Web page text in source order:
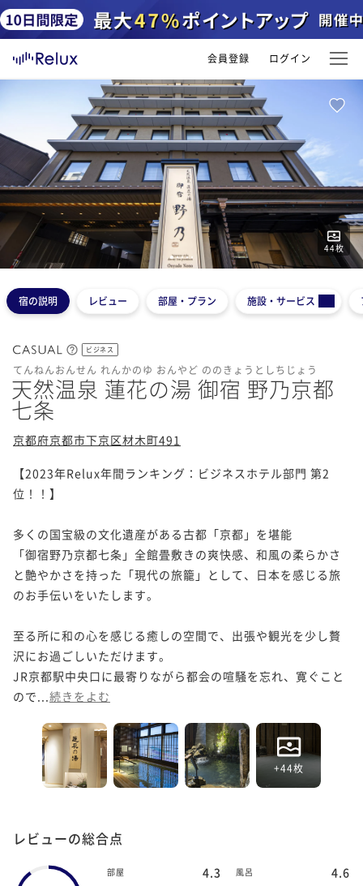
会員登録 ログイン
44枚
12345
宿の説明 レビュー 部屋・プラン 施設・サービス
ビジネス
てんねんおんせん れんかのゆ おんやど ののきょうとしちじょう
天然温泉 蓮花の湯 御宿 野乃京都
七条
京都府京都市下京区材木町491
【2023年Relux年間ランキング：ビジネスホテル部門 第2
位！！】
多くの国宝級の文化遺産がある古都「京都」を堪能
「御宿野乃京都七条」全館畳敷きの爽快感、和風の柔らかさ
と艶やかさを持った「現代の旅籠」として、日本を感じる旅
のお手伝いをいたします。
至る所に和の心を感じる癒しの空間で、出張や観光を少し贅
沢にお過ごしいただけます。
JR京都駅中央口に最寄りながら都会の喧騒を忘れ、寛ぐこと
ので... 続きをよむ
+44枚
レビューの総合点
部屋 4.3 風呂 4.6